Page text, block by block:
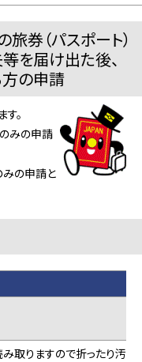
券（パスポート）
を届け出た後、
の申請
。
みの申請
の申請と
取りますので折ったり汚し